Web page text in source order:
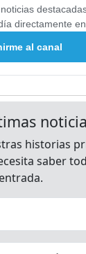
directamente
al canal